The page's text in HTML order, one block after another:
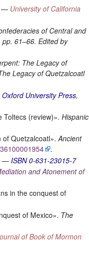
—University of California
of Central and
61–66. Edited by
The Legacy of
Legacy of Quetzalcoatl
Oxford University Press,
Toltecs (review)».Hispanic
of Quetzalcoatl».Ancient
.
— ISBN 0-631-23015-7
and Atonement of
in the conquest of
of Mexico». The
of Book of Mormon